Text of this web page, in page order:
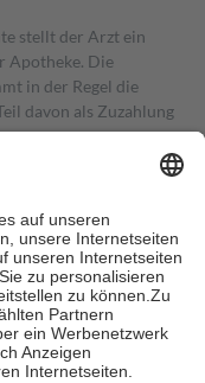
stellt der Arzt ein
Apotheke. Die
in der Regel die
davon als Zuzahlung
in Höhe von zehn
als die tatsächlichen
Online-Apotheken.
beträgt die
Euro je
eigene Gesundheit zu